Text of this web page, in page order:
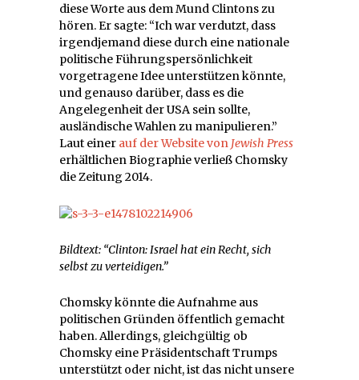
diese Worte aus dem Mund Clintons zu
hören. Er sagte: “Ich war verdutzt, dass
irgendjemand diese durch eine nationale
politische Führungspersönlichkeit
vorgetragene Idee unterstützen könnte,
und genauso darüber, dass es die
Angelegenheit der USA sein sollte,
ausländische Wahlen zu manipulieren.”
Laut einer auf der Website von Jewish Press
erhältlichen Biographie verließ Chomsky
die Zeitung 2014.
Bildtext: “Clinton: Israel hat ein Recht, sich
selbst zu verteidigen.”
Chomsky könnte die Aufnahme aus
politischen Gründen öffentlich gemacht
haben. Allerdings, gleichgültig ob
Chomsky eine Präsidentschaft Trumps
unterstützt oder nicht, ist das nicht unsere